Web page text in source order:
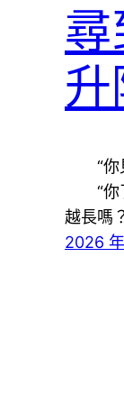
升
“你見
“你了
越長
2026